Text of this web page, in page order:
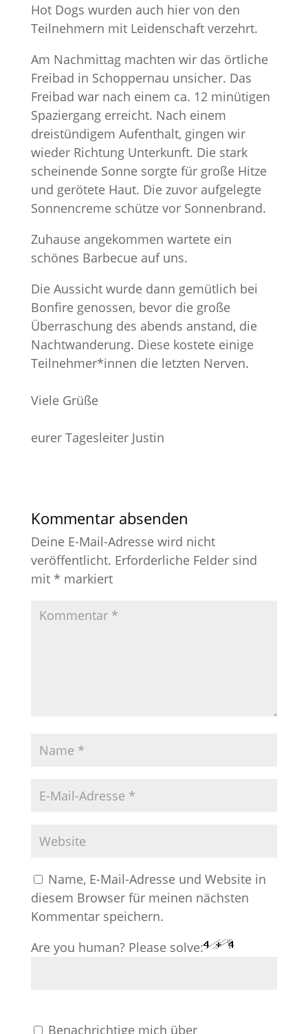
Hot Dogs wurden auch hier von den
Teilnehmern mit Leidenschaft verzehrt.
Am Nachmittag machten wir das örtliche
Freibad in Schoppernau unsicher. Das
Freibad war nach einem ca. 12 minütigen
Spaziergang erreicht. Nach einem
dreistündigem Aufenthalt, gingen wir
wieder Richtung Unterkunft. Die stark
scheinende Sonne sorgte für große Hitze
und gerötete Haut. Die zuvor aufgelegte
Sonnencreme schütze vor Sonnenbrand.
Zuhause angekommen wartete ein
schönes Barbecue auf uns.
Die Aussicht wurde dann gemütlich bei
Bonfire genossen, bevor die große
Überraschung des abends anstand, die
Nachtwanderung. Diese kostete einige
Teilnehmer*innen die letzten Nerven.
Viele Grüße
eurer Tagesleiter Justin
Kommentar absenden
Deine E-Mail-Adresse wird nicht
veröffentlicht. Erforderliche Felder sind
mit * markiert
Name, E-Mail-Adresse und Website in
diesem Browser für meinen nächsten
Kommentar speichern.
Are you human? Please solve:
Benachrichtige mich über